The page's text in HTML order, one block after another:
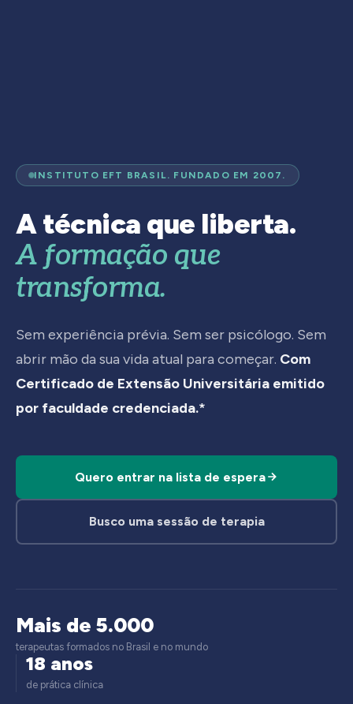
INSTITUTO EFT BRASIL. FUNDADO EM 2007.
A técnica que liberta.
A formação que
transforma.
Sem experiência prévia. Sem ser psicólogo. Sem
abrir mão da sua vida atual para começar. Com
Certificado de Extensão Universitária emitido
por faculdade credenciada.*
Quero entrar na lista de espera
Busco uma sessão de terapia
Mais de 5.000
terapeutas formados no Brasil e no mundo
18 anos
de prática clínica